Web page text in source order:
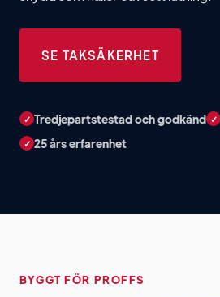
SE TAKSÄKERHET
✓ Tredjepartstestad och godkänd ✓
✓ 25 års erfarenhet
BYGGT FÖR PROFFS